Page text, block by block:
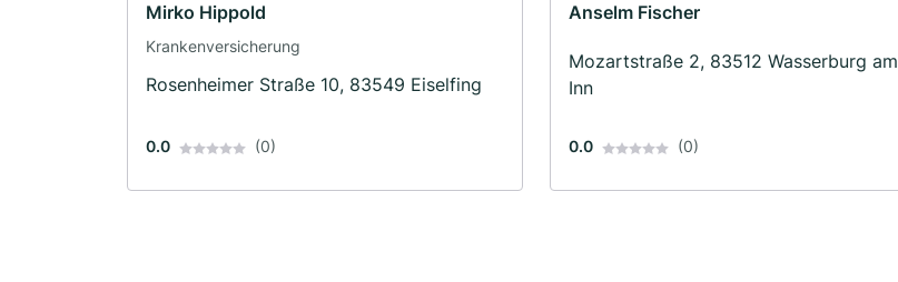
Mirko Hippold
Krankenversicherung
Rosenheimer Straße 10, 83549 Eiselfing
0.0 (0)
Anselm Fischer
Mozartstraße 2, 83512 Wasserburg am
Inn
0.0 (0)